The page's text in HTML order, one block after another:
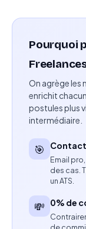
de la marque en
Assurer la
français et le
Collaborer
d'atteindre
Suivre les
nouvelles
Compétences
Expérience
de produits
Pourquoi
On agrège les
enrichit
postules plus
intermédiaire.
🎯
Email
des cas.
un ATS.
💸 0% de